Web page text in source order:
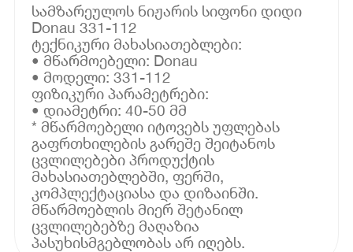
სამზარეულოს ნიჟარის სიფონი დიდი
Donau 331-112
ტექნიკური მახასიათებლები:
• მწარმოებელი: Donau
• მოდელი: 331-112
ფიზიკური პარამეტრები:
• დიამეტრი: 40-50 მმ
* მწარმოებელი იტოვებს უფლებას
გაფრთხილების გარეშე შეიტანოს
ცვლილებები პროდუქტის
მახასიათებლებში, ფერში,
კომპლექტაციასა და დიზაინში.
მწარმოებლის მიერ შეტანილ
ცვლილებებზე მაღაზია
პასუხისმგებლობას არ იღებს.